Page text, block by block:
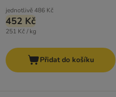
jednotlivě486 Kč
452 Kč
251 Kč / kg
Přidat do košíku